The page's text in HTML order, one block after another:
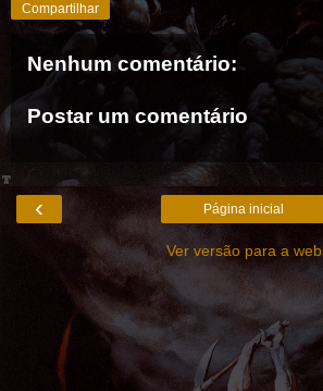
Compartilhar
Nenhum comentário:
Postar um comentário
‹ Página inicial
Ver versão para a web